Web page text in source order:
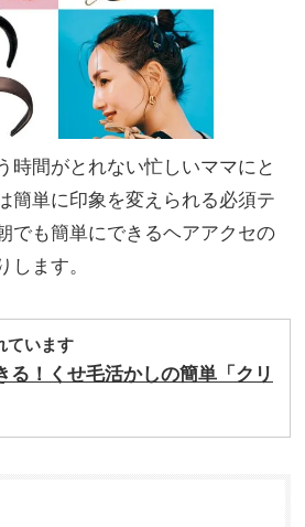
時間がとれない忙しいママにと
簡単に印象を変えられる必須テ
でも簡単にできるヘアアクセの
ます。
ています
！くせ毛活かしの簡単「クリ